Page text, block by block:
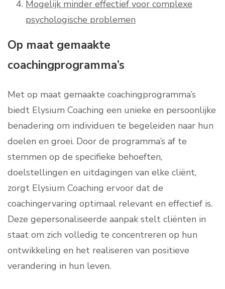
Mogelijk minder effectief voor complexe
psychologische problemen
Op maat gemaakte
coachingprogramma’s
Met op maat gemaakte coachingprogramma’s
biedt Elysium Coaching een unieke en persoonlijke
benadering om individuen te begeleiden naar hun
doelen en groei. Door de programma’s af te
stemmen op de specifieke behoeften,
doelstellingen en uitdagingen van elke cliënt,
zorgt Elysium Coaching ervoor dat de
coachingervaring optimaal relevant en effectief is.
Deze gepersonaliseerde aanpak stelt cliënten in
staat om zich volledig te concentreren op hun
ontwikkeling en het realiseren van positieve
verandering in hun leven.